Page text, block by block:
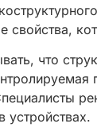
свойства,
что
устройствах.